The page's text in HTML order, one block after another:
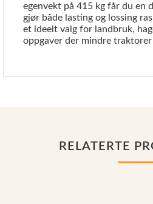
egenvekt på 415 kg får du en
gjør både lasting og lossing
et ideelt valg for landbruk,
oppgaver der mindre
RELATERTE